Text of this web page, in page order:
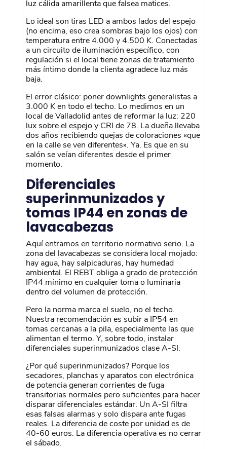
luz cálida amarillenta que falsea matices.
Lo ideal son tiras LED a ambos lados del espejo
(no encima, eso crea sombras bajo los ojos) con
temperatura entre 4.000 y 4.500 K. Conectadas
a un circuito de iluminación específico, con
regulación si el local tiene zonas de tratamiento
más íntimo donde la clienta agradece luz más
baja.
El error clásico: poner downlights generalistas a
3.000 K en todo el techo. Lo medimos en un
local de Valladolid antes de reformar la luz: 220
lux sobre el espejo y CRI de 78. La dueña llevaba
dos años recibiendo quejas de coloraciones «que
en la calle se ven diferentes». Ya. Es que en su
salón se veían diferentes desde el primer
momento.
Diferenciales
superinmunizados y
tomas IP44 en zonas de
lavacabezas
Aquí entramos en territorio normativo serio. La
zona del lavacabezas se considera local mojado:
hay agua, hay salpicaduras, hay humedad
ambiental. El REBT obliga a grado de protección
IP44 mínimo en cualquier toma o luminaria
dentro del volumen de protección.
Pero la norma marca el suelo, no el techo.
Nuestra recomendación es subir a IP54 en
tomas cercanas a la pila, especialmente las que
alimentan el termo. Y, sobre todo, instalar
diferenciales superinmunizados clase A-SI.
¿Por qué superinmunizados? Porque los
secadores, planchas y aparatos con electrónica
de potencia generan corrientes de fuga
transitorias normales pero suficientes para hacer
disparar diferenciales estándar. Un A-SI filtra
esas falsas alarmas y solo dispara ante fugas
reales. La diferencia de coste por unidad es de
40-60 euros. La diferencia operativa es no cerrar
el sábado.